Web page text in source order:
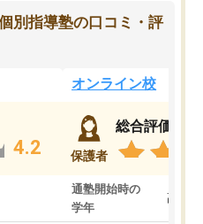
別指導塾の口コミ・評
4.2
オンライン校
保護者
総合評価
通塾開始時の
学年
高3